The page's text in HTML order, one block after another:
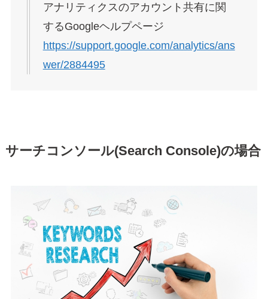
アナリティクスのアカウント共有に関
するGoogleヘルプページ
https://support.google.com/analytics/ans
wer/2884495
サーチコンソール(Search Console)の場合